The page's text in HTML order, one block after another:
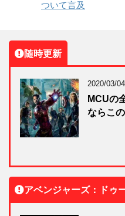
ついて言及
随時更新
2020/03/04
MCUの
ならこ
アベンジャーズ：ドゥ